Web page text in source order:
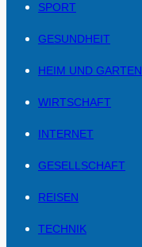
SPORT
GESUNDHEIT
HEIM UND GARTEN
WIRTSCHAFT
INTERNET
GESELLSCHAFT
REISEN
TECHNIK